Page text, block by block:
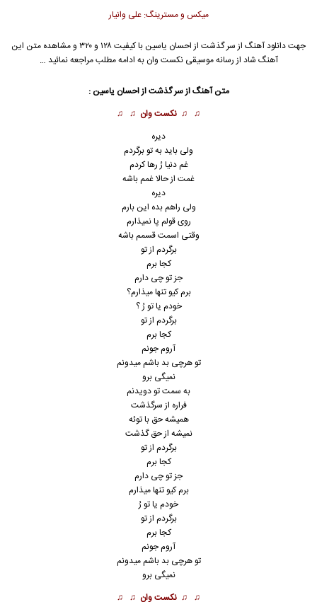
میکس و مسترینگ: علی وانیار
جهت دانلود آهنگ از سر گذشت از احسان یاسین
با کیفیت ۱۲۸ و ۳۲۰ و مشاهده متن این
آهنگ شاد از رسانه موسیقی نکست وان به ادامه مطلب مراجعه نمائید …
متن آهنگ از سر گذشت ازاحسان یاسین :
♫ ♫ نکست وان ♫ ♫
دیره
ولی باید به تو برگردم
غم دنیا رُ رها کردم
غمت از حالا غمم باشه
دیره
ولی راهم بده این بارم
روی قولم‌ پا نمیذارم
وقتی اسمت قسمم باشه
برگردم از تو
کجا برم
جز تو چی دارم
برم کیو تنها میذارم؟
خودم یا تو رُ ؟
برگردم از تو
کجا برم
آروم جونم
تو هرچی بد باشم میدونم
نمیگی برو
به سمت تو دویدنم
فراره از سرگذشت
همیشه حق با توئه
نمیشه از حق گذشت
برگردم از تو
کجا برم
جز تو چی دارم
برم کیو تنها میذارم
خودم یا تو رُ
برگردم از تو
کجا برم
آروم جونم
تو هرچی بد باشم میدونم
نمیگی برو
♫ ♫ نکست وان ♫ ♫